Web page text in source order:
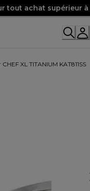
tout achat supérieur
XL TITANIUM KAT811SS